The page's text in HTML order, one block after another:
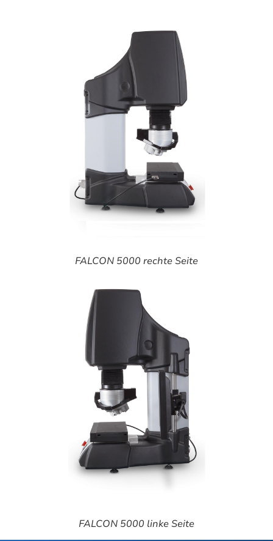
FALCON 5000 rechte Seite
FALCON 5000 linke Seite